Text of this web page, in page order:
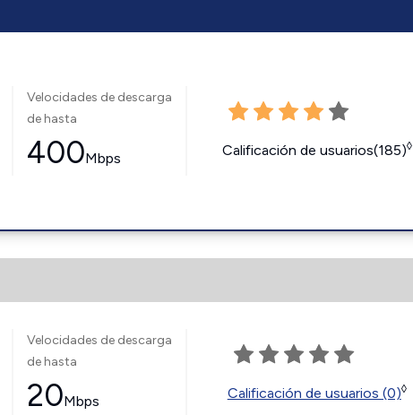
Velocidades de descarga
de hasta
400Mbps Calificación de usuarios(185)◊
Velocidades de descarga
de hasta
20Mbps Calificación de usuarios (0)◊